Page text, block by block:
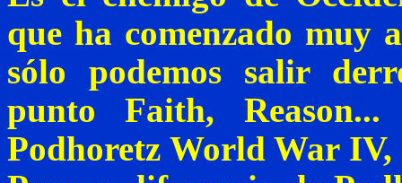
que ha comenzado muy
sólo podemos salir
puntoFaith, Reason...
Podhoretz World WarIV,